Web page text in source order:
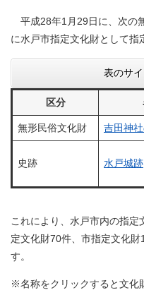
平成28年1月29日に、次の
に水戸市指定文化財として指
表のサ
区分
無形民俗文化財 吉田神
史跡 水戸城跡
これにより、水戸市内の指
定文化財70件、市指定文化
す。
※名称をクリックすると文化